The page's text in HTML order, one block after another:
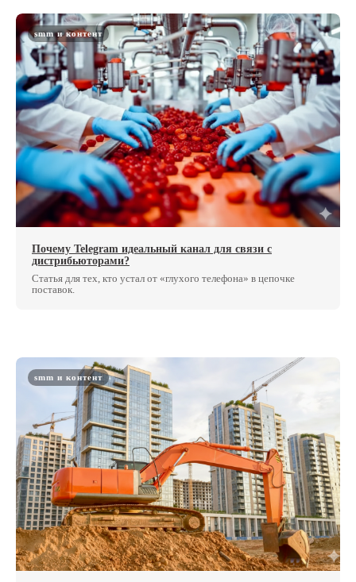
smm и контент
Почему Telegram идеальный канал для связи с
дистрибьюторами?
Статья для тех, кто устал от «глухого телефона» в цепочке
поставок.
smm и контент